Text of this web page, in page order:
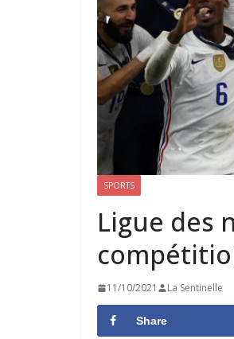
SPORTS
Ligue des
11/10/2021 La Sentinelle
Share